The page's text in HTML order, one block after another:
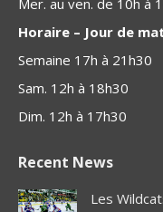
Mer. au ven. de 10h à
Horaire – Jour de
Semaine 17h à 21h30
Sam. 12h à 18h30
Dim. 12h à 17h30
Recent News
Les